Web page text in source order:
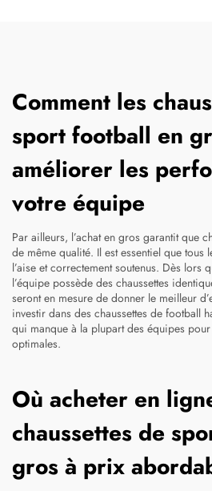
Comment les
sport football en
améliorer les
votre équipe
Par ailleurs, l’achat en gros garantit que
de même qualité. Il est essentiel que tous
l’aise et correctement soutenus. Dès lors
l’équipe possède des chaussettes
seront en mesure de donner le meilleur
investir dans des chaussettes de football
qui manque à la plupart des équipes
optimales.
Où acheter en
chaussettes de
gros à prix